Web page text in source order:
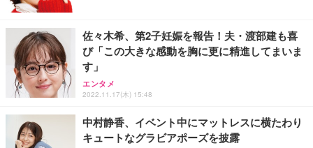
佐々木希、第2子妊娠を報告！夫・渡部建も喜
び「この大きな感動を胸に更に精進してまいま
す」
エンタメ
2022.11.17(木) 15:48
中村静香、イベント中にマットレスに横たわり
キュートなグラビアポーズを披露